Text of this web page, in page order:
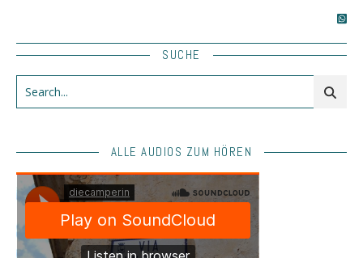
SUCHE
ALLE AUDIOS ZUM HÖREN